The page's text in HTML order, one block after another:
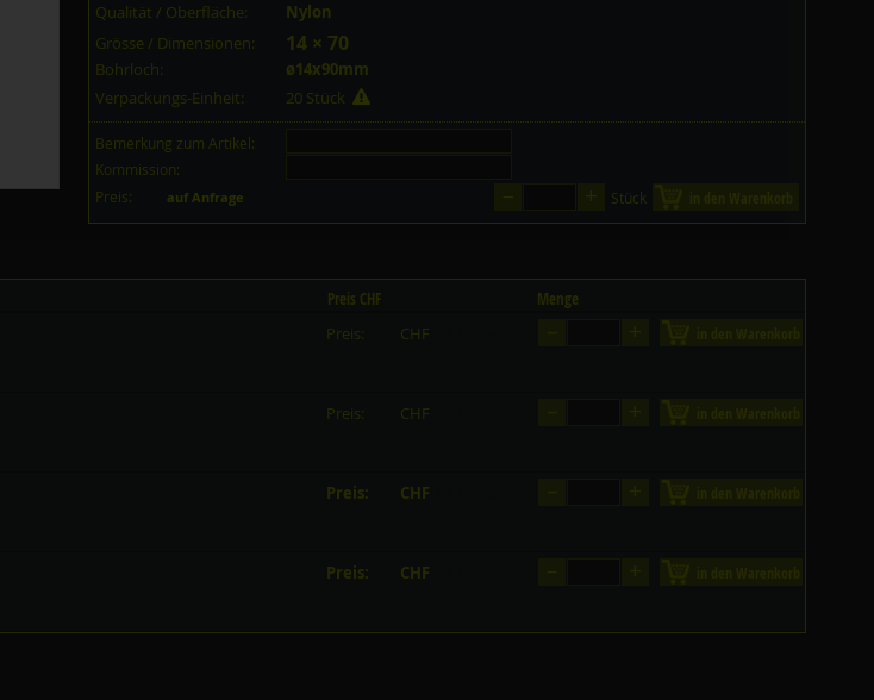
Qualität / Oberfläche:
Nylon
Grösse / Dimensionen:
14 × 70
Bohrloch:
ø14x90mm
Verpackungs-Einheit:
20 Stück
Bemerkung zum Artikel:
Kommission:
Preis:
auf Anfrage Stück
Preis CHF Menge
Preis: CHF
Preis: CHF
Preis: CHF
Preis: CHF